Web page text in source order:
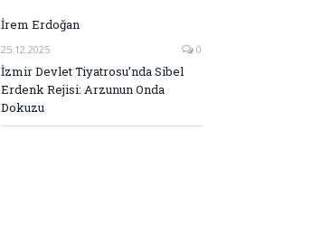
İrem Erdoğan
25.12.2025 0
İzmir Devlet Tiyatrosu’nda Sibel
Erdenk Rejisi: Arzunun Onda
Dokuzu